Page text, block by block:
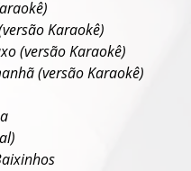
Karaokê)
(versão Karaokê)
(versão Karaokê)